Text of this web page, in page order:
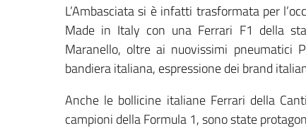
L’Ambasciata si è infatti trasformata per
Made in Italy con una Ferrari F1 della
Maranello, oltre ai nuovissimi pneumatici
bandiera italiana, espressione dei brand
Anche le bollicine italiane Ferrari della
campioni della Formula 1, sono state